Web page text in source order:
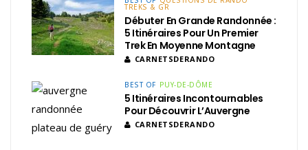
TREKS & GR
Débuter En Grande Randonnée :
5 Itinéraires Pour Un Premier
Trek En Moyenne Montagne
CARNETSDERANDO
BEST OF PUY-DE-DÔME
5 Itinéraires Incontournables
Pour Découvrir L’Auvergne
CARNETSDERANDO